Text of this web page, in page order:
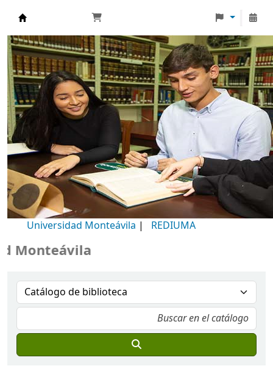
Biblioteca Universidad Monteávila
Universidad Monteávila | REDIUMA